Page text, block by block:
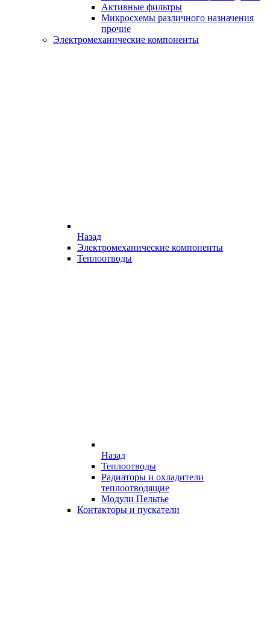
Активные фильтры
Микросхемы различного назначения
прочие
Электромеханические компоненты
Назад
Электромеханические компоненты
Теплоотводы
Назад
Теплоотводы
Радиаторы и охладители
теплоотводящие
Модули Пельтье
Контакторы и пускатели